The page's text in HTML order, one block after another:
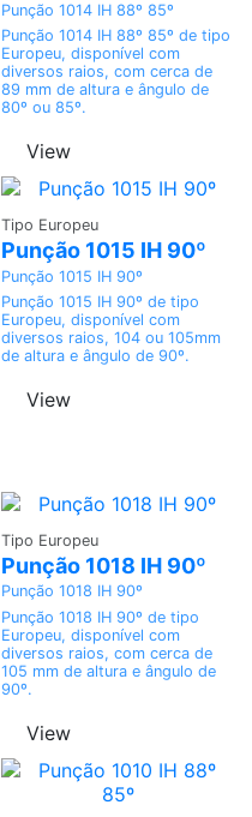
Punção 1014 IH 88º 85º
Punção 1014 IH 88º 85º de tipo
Europeu, disponível com
diversos raios, com cerca de
89 mm de altura e ângulo de
80º ou 85º.
View
Adicionar
Tipo Europeu
Punção 1015 IH 90º
Punção 1015 IH 90º
Punção 1015 IH 90º de tipo
Europeu, disponível com
diversos raios, 104 ou 105mm
de altura e ângulo de 90º.
View
Adicionar
Tipo Europeu
Punção 1018 IH 90º
Punção 1018 IH 90º
Punção 1018 IH 90º de tipo
Europeu, disponível com
diversos raios, com cerca de
105 mm de altura e ângulo de
90º.
View